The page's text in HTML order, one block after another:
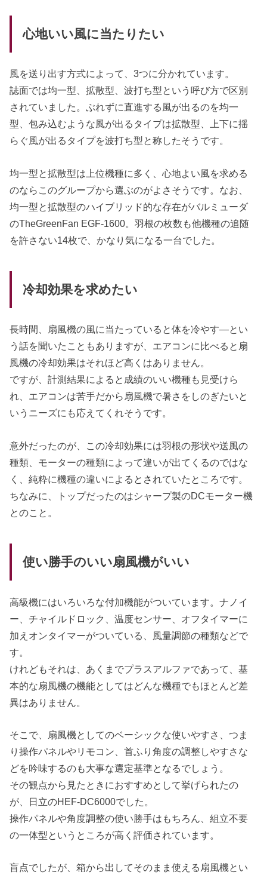
心地いい風に当たりたい
風を送り出す方式によって、3つに分かれています。
誌面では均一型、拡散型、波打ち型という呼び方で区別
されていました。ぶれずに直進する風が出るのを均一
型、包み込むような風が出るタイプは拡散型、上下に揺
らぐ風が出るタイプを波打ち型と称したそうです。
均一型と拡散型は上位機種に多く、心地よい風を求める
のならこのグループから選ぶのがよさそうです。なお、
均一型と拡散型のハイブリッド的な存在がバルミューダ
のTheGreenFan EGF-1600。羽根の枚数も他機種の追随
を許さない14枚で、かなり気になる一台でした。
冷却効果を求めたい
長時間、扇風機の風に当たっていると体を冷やす―とい
う話を聞いたこともありますが、エアコンに比べると扇
風機の冷却効果はそれほど高くはありません。
ですが、計測結果によると成績のいい機種も見受けら
れ、エアコンは苦手だから扇風機で暑さをしのぎたいと
いうニーズにも応えてくれそうです。
意外だったのが、この冷却効果には羽根の形状や送風の
種類、モーターの種類によって違いが出てくるのではな
く、純粋に機種の違いによるとされていたところです。
ちなみに、トップだったのはシャープ製のDCモーター機
とのこと。
使い勝手のいい扇風機がいい
高級機にはいろいろな付加機能がついています。ナノイ
ー、チャイルドロック、温度センサー、オフタイマーに
加えオンタイマーがついている、風量調節の種類などで
す。
けれどもそれは、あくまでプラスアルファであって、基
本的な扇風機の機能としてはどんな機種でもほとんど差
異はありません。
そこで、扇風機としてのベーシックな使いやすさ、つま
り操作パネルやリモコン、首ふり角度の調整しやすさな
どを吟味するのも大事な選定基準となるでしょう。
その観点から見たときにおすすめとして挙げられたの
が、日立のHEF-DC6000でした。
操作パネルや角度調整の使い勝手はもちろん、組立不要
の一体型というところが高く評価されています。
盲点でしたが、箱から出してそのまま使える扇風機とい